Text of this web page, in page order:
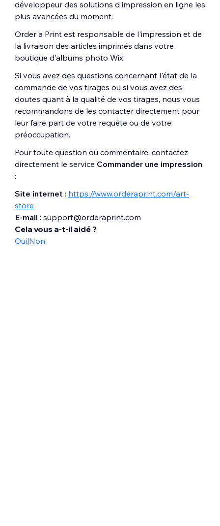
développeur des solutions d'impression en ligne les
plus avancées du moment.
Order a Print est responsable de l'impression et de
la livraison des articles imprimés dans votre
boutique d'albums photo Wix.
Si vous avez des questions concernant l'état de la
commande de vos tirages ou si vous avez des
doutes quant à la qualité de vos tirages, nous vous
recommandons de les contacter directement pour
leur faire part de votre requête ou de votre
préoccupation.
Pour toute question ou commentaire, contactez
directement le service Commander une impression
:
Site internet : https://www.orderaprint.com/art-
store
E-mail : support@orderaprint.com
Cela vous a-t-il aidé ?
Oui|Non